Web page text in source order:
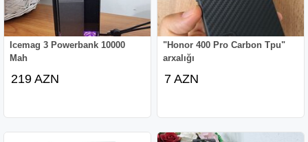
Icemag 3 Powerbank 10000
Mah
219 AZN
"Honor 400 Pro Carbon Tpu"
arxalığı
7 AZN